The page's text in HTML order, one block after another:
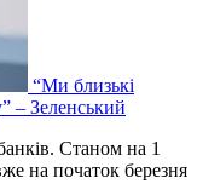
“Ми близькі
– Зеленський
Станом на 1
на початок березня